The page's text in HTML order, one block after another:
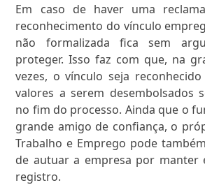
Em caso de haver uma
reconhecimento do vínculo
não formalizada fica sem
proteger. Isso faz com que, na
vezes, o vínculo seja
valores a serem desembolsados
no fim do processo. Ainda que o
grande amigo de confiança, o
Trabalho e Emprego pode
de autuar a empresa por manter
registro.